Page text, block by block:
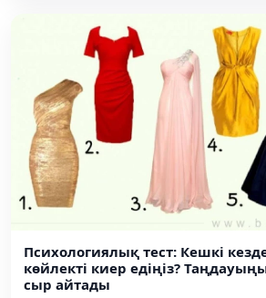
Психологиялық тест: Кешкі
көйлекті киер едіңіз?
сыр айтады